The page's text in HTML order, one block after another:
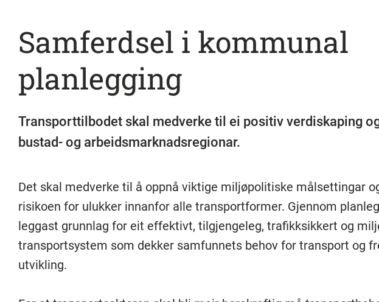
Samferdsel i kommunal
planlegging
Transporttilbodet skal medverke til ei positiv verdiskaping
bustad- og arbeidsmarknadsregionar.
Det skal medverke til å oppnå viktige miljøpolitiske målsettingar
risikoen for ulukker innanfor alle transportformer. Gjennom
leggast grunnlag for eit effektivt, tilgjengeleg, trafikksikkert og
transportsystem som dekker samfunnets behov for transport og
utvikling.